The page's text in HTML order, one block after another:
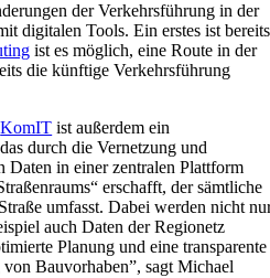
der Verkehrsführung in der
digitalen Tools. Ein erstes ist bereits
ist es möglich, eine Route in der
die künftige Verkehrsführung
KomIT ist außerdem ein
durch die Vernetzung und
Daten in einer zentralen Plattform
erschafft, der sämtliche
umfasst. Dabei werden nicht
auch Daten der Regionetz
Planung und eine transparente
Bauvorhaben”, sagt Michael